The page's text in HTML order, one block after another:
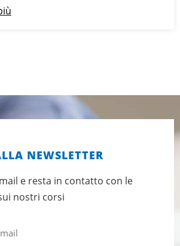
NEWSLETTER
e resta in contatto con le
nostri corsi